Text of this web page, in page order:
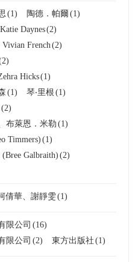
(1) 陶德．帕爾(1)
Daynes(2)
French(2)
Hicks(1)
(1) 琴‧里根(1)
(2)
布萊恩．米勒(1)
Timmers)(1)
Galbraith)(2)
倩華、謝靜雯(1)
限公司 (16)
限公司 (2) 東方出版社(1)